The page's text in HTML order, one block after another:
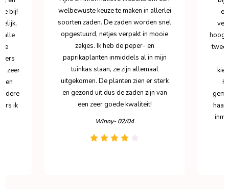
bij!
alle
zeer
ik
welbewuste keuze te maken in allerlei
soorten zaden. De zaden worden snel
opgestuurd, netjes verpakt in mooie
zakjes. Ik heb de peper- en
paprikaplanten inmiddels al in mijn
tuinkas staan, ze zijn allemaal
uitgekomen. De planten zien er sterk
en gezond uit dus de zaden zijn van
een zeer goede kwaliteit!
Winny- 02/04